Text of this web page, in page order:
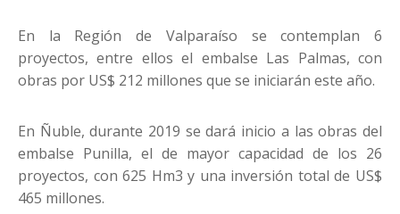
En la Región de Valparaíso se contemplan 6
proyectos, entre ellos el embalse Las Palmas, con
obras por US$ 212 millones que se iniciarán este año.
En Ñuble, durante 2019 se dará inicio a las obras del
embalse Punilla, el de mayor capacidad de los 26
proyectos, con 625 Hm3 y una inversión total de US$
465 millones.